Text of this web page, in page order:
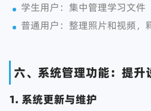
学生用户：集中管理学习文件
普通用户：整理照片和视频，
六、系统管理功能：提升
1. 系统更新与维护